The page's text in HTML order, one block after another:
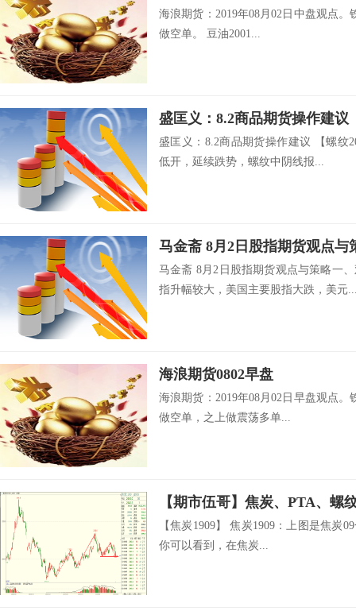
海浪期货：2019年08月02日中盘观点。
做空单。 豆油2001...
盛匡义：8.2商品期货操作建议
盛匡义：8.2商品期货操作建议 【螺纹
低开，延续跌势，螺纹中阴线报...
马金斋 8月2日股指期货观
马金斋 8月2日股指期货观点与策略一
指升幅较大，美国主要股指大跌，美元
海浪期货0802早盘
海浪期货：2019年08月02日早盘观点。
做空单，之上做震荡多单...
【期市伍哥】焦炭、PTA、螺
【焦炭1909】 焦炭1909：上图是焦炭
你可以看到，在焦炭...